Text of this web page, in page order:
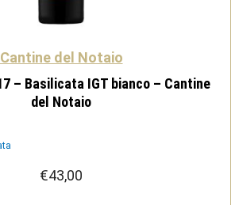
Cantine del Notaio
– Basilicata IGT bianco – Cantine
del Notaio
€43,00